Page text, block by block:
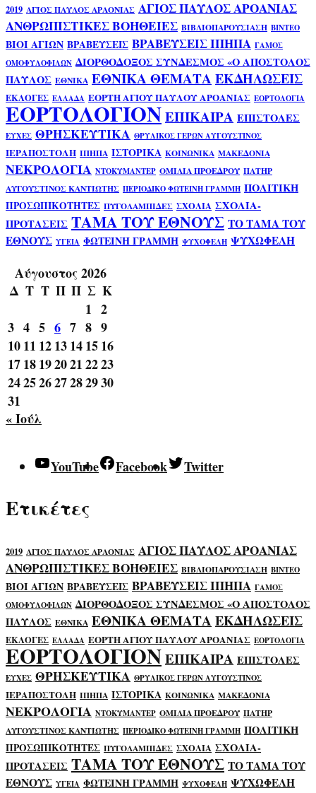
2019 ΑΓΙΟΣ ΠΑΥΛΟΣ ΑΡΑΟΝΙΑΣ ΑΓΙΟΣ ΠΑΥΛΟΣ ΑΡΟΑΝΙΑΣ
ΑΝΘΡΩΠΙΣΤΙΚΕΣ ΒΟΗΘΕΙΕΣ ΒΙΒΛΙΟΠΑΡΟΥΣΙΑΣΗ ΒΙΝΤΕΟ
ΒΙΟΙ ΑΓΙΩΝ ΒΡΑΒΕΥΣΕΙΣ ΒΡΑΒΕΥΣΕΙΣ ΙΠΗΠΑ ΓΑΜΟΣ
ΟΜΟΦΥΛΟΦΙΛΩΝ ΔΙΟΡΘΟΔΟΞΟΣ ΣΥΝΔΕΣΜΟΣ «Ο ΑΠΟΣΤΟΛΟΣ
ΠΑΥΛΟΣ ΕΘΝΙΚΑ ΕΘΝΙΚΑ ΘΕΜΑΤΑΕΚΔΗΛΩΣΕΙΣ
ΕΚΛΟΓΕΣ ΕΛΛΑΔΑ ΕΟΡΤΗ ΑΓΙΟΥ ΠΑΥΛΟΥ ΑΡΟΑΝΙΑΣ ΕΟΡΤΟΛΟΓΙΑ
ΕΟΡΤΟΛΟΓΙΟΝΕΠΙΚΑΙΡΑ ΕΠΙΣΤΟΛΕΣ
ΕΥΧΕΣ ΘΡΗΣΚΕΥΤΙΚΑ ΘΡΥΛΙΚΟΣ ΓΕΡΩΝ ΑΥΓΟΥΣΤΙΝΟΣ
ΙΕΡΑΠΟΣΤΟΛΗ ΙΠΗΠΑ ΙΣΤΟΡΙΚΑ ΚΟΙΝΩΝΙΚΑ ΜΑΚΕΔΟΝΙΑ
ΝΕΚΡΟΛΟΓΙΑ ΝΤΟΚΥΜΑΝΤΕΡ ΟΜΙΛΙΑ ΠΡΟΕΔΡΟΥ ΠΑΤΗΡ
ΑΥΓΟΥΣΤΙΝΟΣ ΚΑΝΤΙΩΤΗΣ ΠΕΡΙΟΔΙΚΟ ΦΩΤΕΙΝΗ ΓΡΑΜΜΗ ΠΟΛΙΤΙΚΗ
ΠΡΟΣΩΠΙΚΟΤΗΤΕΣ ΠΥΓΟΛΑΜΠΙΔΕΣ ΣΧΟΛΙΑ ΣΧΟΛΙΑ-
ΠΡΟΤΑΣΕΙΣ ΤΑΜΑ ΤΟΥ ΕΘΝΟΥΣ ΤΟ ΤΑΜΑ ΤΟΥ
ΕΘΝΟΥΣ ΥΓΕΙΑ ΦΩΤΕΙΝΗ ΓΡΑΜΜΗ ΨΥΧΟΦΕΛΗ ΨΥΧΩΦΕΛΗ
Αύγουστος 2026
Δ Τ Τ Π Π Σ Κ
1 2
3 4 5 6 7 8 9
1011 1213141516
17181920212223
24252627282930
31
« Ιούλ
YouTube Facebook Twitter
Ετικέτες
2019 ΑΓΙΟΣ ΠΑΥΛΟΣ ΑΡΑΟΝΙΑΣ ΑΓΙΟΣ ΠΑΥΛΟΣ ΑΡΟΑΝΙΑΣ
ΑΝΘΡΩΠΙΣΤΙΚΕΣ ΒΟΗΘΕΙΕΣ ΒΙΒΛΙΟΠΑΡΟΥΣΙΑΣΗ ΒΙΝΤΕΟ
ΒΙΟΙ ΑΓΙΩΝ ΒΡΑΒΕΥΣΕΙΣ ΒΡΑΒΕΥΣΕΙΣ ΙΠΗΠΑ ΓΑΜΟΣ
ΟΜΟΦΥΛΟΦΙΛΩΝ ΔΙΟΡΘΟΔΟΞΟΣ ΣΥΝΔΕΣΜΟΣ «Ο ΑΠΟΣΤΟΛΟΣ
ΠΑΥΛΟΣ ΕΘΝΙΚΑ ΕΘΝΙΚΑ ΘΕΜΑΤΑΕΚΔΗΛΩΣΕΙΣ
ΕΚΛΟΓΕΣ ΕΛΛΑΔΑ ΕΟΡΤΗ ΑΓΙΟΥ ΠΑΥΛΟΥ ΑΡΟΑΝΙΑΣ ΕΟΡΤΟΛΟΓΙΑ
ΕΟΡΤΟΛΟΓΙΟΝΕΠΙΚΑΙΡΑ ΕΠΙΣΤΟΛΕΣ
ΕΥΧΕΣ ΘΡΗΣΚΕΥΤΙΚΑ ΘΡΥΛΙΚΟΣ ΓΕΡΩΝ ΑΥΓΟΥΣΤΙΝΟΣ
ΙΕΡΑΠΟΣΤΟΛΗ ΙΠΗΠΑ ΙΣΤΟΡΙΚΑ ΚΟΙΝΩΝΙΚΑ ΜΑΚΕΔΟΝΙΑ
ΝΕΚΡΟΛΟΓΙΑ ΝΤΟΚΥΜΑΝΤΕΡ ΟΜΙΛΙΑ ΠΡΟΕΔΡΟΥ ΠΑΤΗΡ
ΑΥΓΟΥΣΤΙΝΟΣ ΚΑΝΤΙΩΤΗΣ ΠΕΡΙΟΔΙΚΟ ΦΩΤΕΙΝΗ ΓΡΑΜΜΗ ΠΟΛΙΤΙΚΗ
ΠΡΟΣΩΠΙΚΟΤΗΤΕΣ ΠΥΓΟΛΑΜΠΙΔΕΣ ΣΧΟΛΙΑ ΣΧΟΛΙΑ-
ΠΡΟΤΑΣΕΙΣ ΤΑΜΑ ΤΟΥ ΕΘΝΟΥΣ ΤΟ ΤΑΜΑ ΤΟΥ
ΕΘΝΟΥΣ ΥΓΕΙΑ ΦΩΤΕΙΝΗ ΓΡΑΜΜΗ ΨΥΧΟΦΕΛΗ ΨΥΧΩΦΕΛΗ